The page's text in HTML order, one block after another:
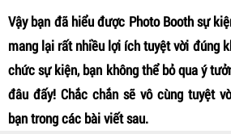
Vậy bạn đã hiểu được Photo Booth sự
mang lại rất nhiều lợi ích tuyệt vời đúng
chức sự kiện, bạn không thể bỏ qua ý
đâu đấy! Chắc chắn sẽ vô cùng tuyệt
bạn trong các bài viết sau.